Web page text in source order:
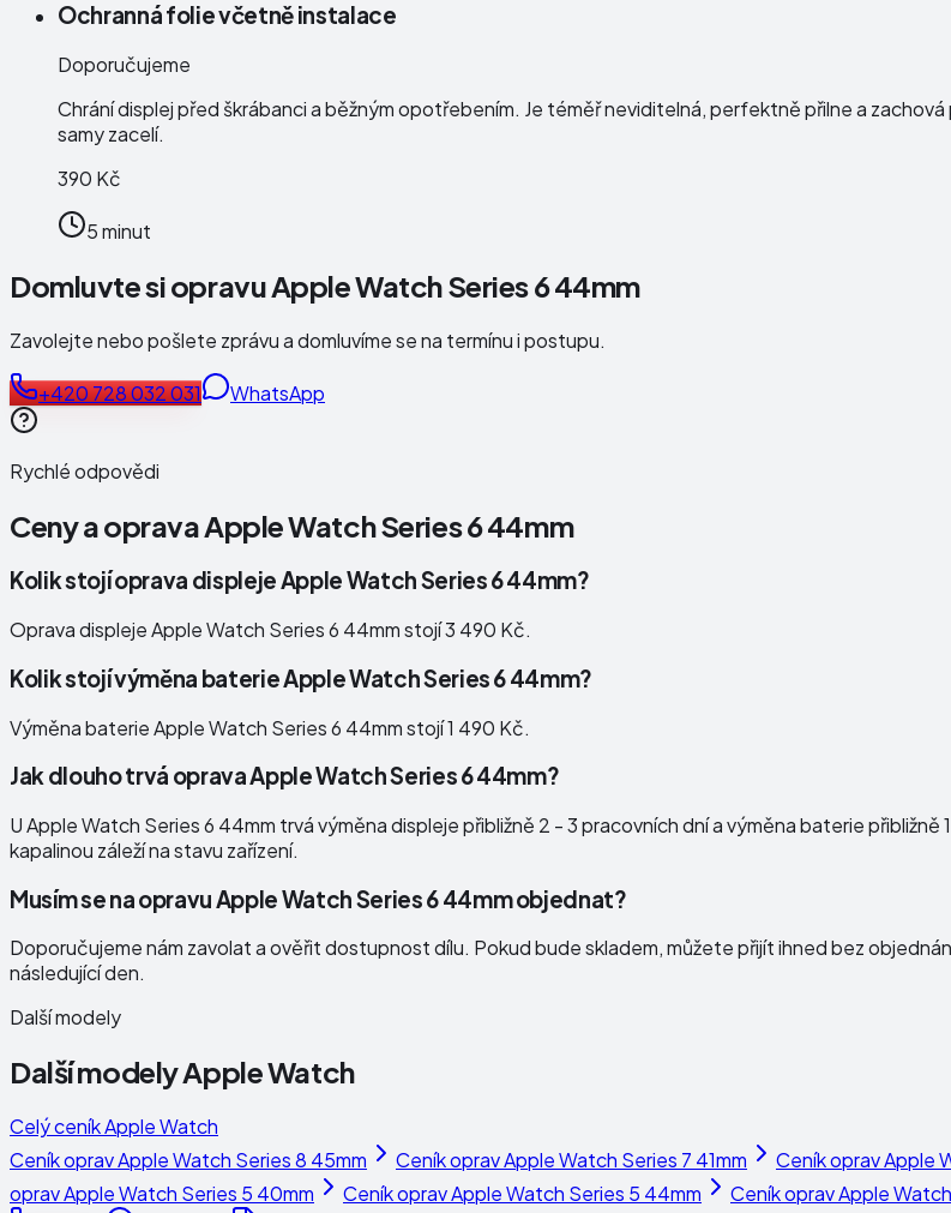
Ochranná folie včetně instalace
Doporučujeme
Chrání displej před škrábanci a běžným opotřebením. Je téměř neviditelná, perfektně přilne a
samy zacelí.
390 Kč
5 minut
Domluvte si opravu Apple Watch Series 6 44mm
Zavolejte nebo pošlete zprávu a domluvíme se na termínu i postupu.
+420 728 032 031 WhatsApp
Rychlé odpovědi
Ceny a opravaApple Watch Series 6 44mm
Kolik stojí oprava displeje Apple Watch Series 6 44mm?
Oprava displeje Apple Watch Series 6 44mm stojí 3 490 Kč.
Kolik stojí výměna baterie Apple Watch Series 6 44mm?
Výměna baterie Apple Watch Series 6 44mm stojí 1 490 Kč.
Jak dlouho trvá oprava Apple Watch Series 6 44mm?
U Apple Watch Series 6 44mm trvá výměna displeje přibližně 2 - 3 pracovních dní a výměna baterie
kapalinou záleží na stavu zařízení.
Musím se na opravu Apple Watch Series 6 44mm objednat?
Doporučujeme nám zavolat a ověřit dostupnost dílu. Pokud bude skladem, můžete přijít ihned bez
následující den.
Další modely
Další modelyApple Watch
Celý ceníkApple Watch
Ceník opravApple Watch Series 8 45mm Ceník opravApple Watch Series 7 41mm Ceník opravApple
opravApple Watch Series 5 40mm Ceník opravApple Watch Series 5 44mm Ceník opravApple